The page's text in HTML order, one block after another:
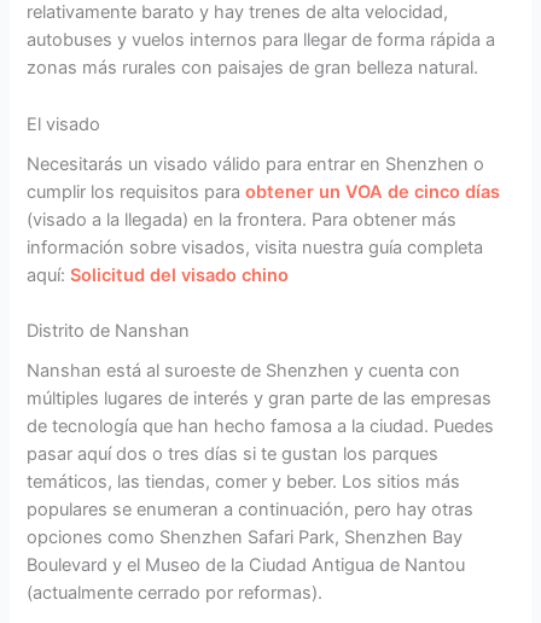
relativamente barato y hay trenes de alta velocidad,
autobuses y vuelos internos para llegar de forma rápida a
zonas más rurales con paisajes de gran belleza natural.
El visado
Necesitarás un visado válido para entrar en Shenzhen o
cumplir los requisitos paraobtener un VOA de cinco días
(visado a la llegada) en la frontera. Para obtener más
información sobre visados, visita nuestra guía completa
aquí:Solicitud del visado chino
Distrito de Nanshan
Nanshan está al suroeste de Shenzhen y cuenta con
múltiples lugares de interés y gran parte de las empresas
de tecnología que han hecho famosa a la ciudad. Puedes
pasar aquí dos o tres días si te gustan los parques
temáticos, las tiendas, comer y beber. Los sitios más
populares se enumeran a continuación, pero hay otras
opciones como Shenzhen Safari Park, Shenzhen Bay
Boulevard y el Museo de la Ciudad Antigua de Nantou
(actualmente cerrado por reformas).